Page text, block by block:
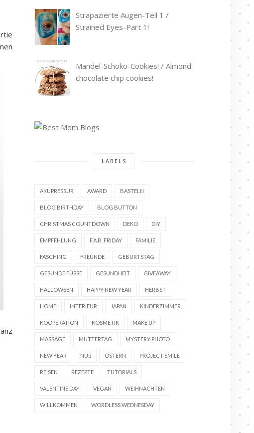
Strapazierte Augen-Teil 1 /
Strained Eyes-Part 1!
Mandel-Schoko-Cookies! / Almond
chocolate chip cookies!
LABELS
AKUPRESSUR AWARD BASTELN
BLOG BIRTHDAY BLOG BUTTON
CHRISTMAS COUNTDOWN DEKO DIY
EMPFEHLUNG F.A.B. FRIDAY FAMILIE
FASCHING FREUNDE GEBURTSTAG
GESUNDE FÜSSE GESUNDHEIT GIVEAWAY
HALLOWEEN HAPPY NEW YEAR HERBST
HOME INTERIEUR JAPAN KINDERZIMMER
KOOPERATION KOSMETIK MAKE UP
MASSAGE MUTTERTAG MYSTERY PHOTO
NEW YEAR NU3 OSTERN PROJECT SMILE
REISEN REZEPTE TUTORIALS
VALENTINS DAY VEGAN WEIHNACHTEN
WILLKOMMEN WORDLESS WEDNESDAY